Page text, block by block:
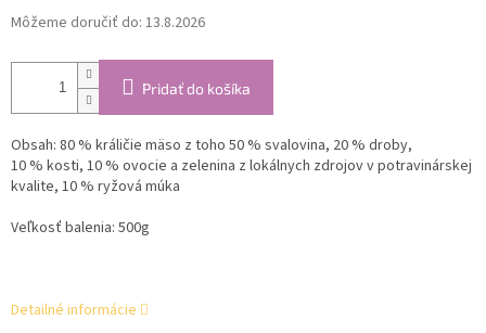
Môžeme doručiť do: 13.8.2026
Pridať do košíka
Obsah: 80 % králičie mäso z toho 50 % svalovina, 20 % droby,
10 % kosti, 10 % ovocie a zelenina z lo­kálnych zdrojov v potravinárskej
kvalite, 10 % ryžová múka
Veľkosť balenia: 500g
Detailné informácie